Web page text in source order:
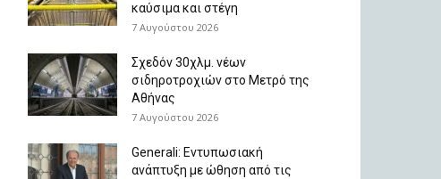
καύσιμα και στέγη
7 Αυγούστου 2026
Σχεδόν 30χλμ. νέων
σιδηροτροχιών στο Μετρό της
Αθήνας
7 Αυγούστου 2026
Generali: Eντυπωσιακή
ανάπτυξη με ώθηση από τις